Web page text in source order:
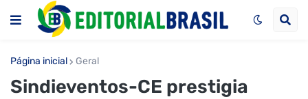
Página inicial Geral
Sindieventos-CE prestigia